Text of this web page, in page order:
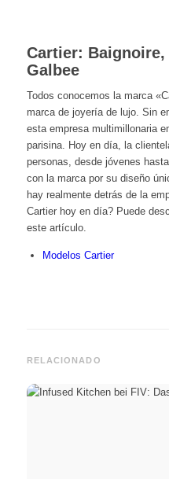
Cartier: Baignoire,
Galbee
Todos conocemos la marca
marca de joyería de lujo. Sin
esta empresa multimillonaria
parisina. Hoy en día, la
personas, desde jóvenes
con la marca por su diseño
hay realmente detrás de la
Cartier hoy en día? Puede
este artículo.
Modelos Cartier
RELACIONADO